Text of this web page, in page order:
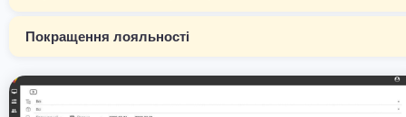
Покращення лояльності